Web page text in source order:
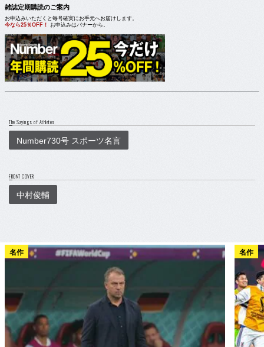
雑誌定期購読のご案内
お申込みいただくと毎号確実にお手元へお届けします。
今なら25％OFF！ お申込みはバナーから。
The Sayings of Athletes
Number730号 スポーツ名言
FRONT COVER
中村俊輔
名作 名作